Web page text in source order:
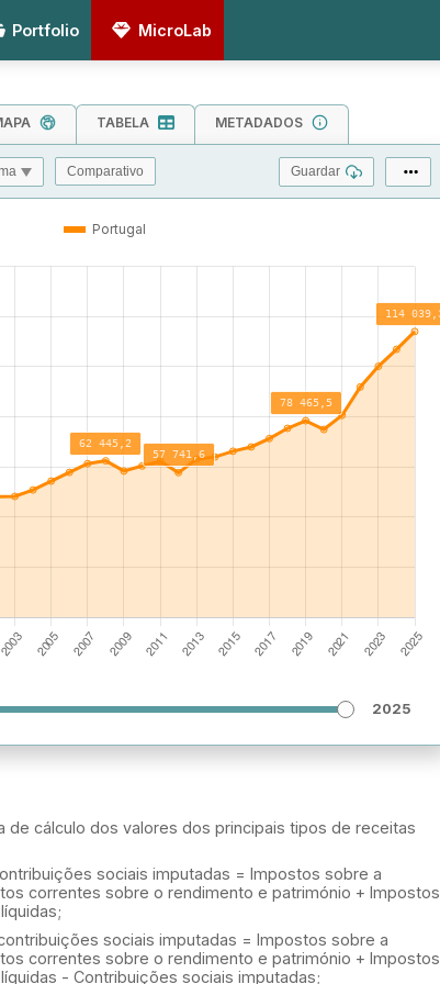
Portfolio MicroLab
TABELA METADADOS
Comparativo Guardar
Portugal
2025
de cálculo dos valores dos principais tipos de receitas
sociais imputadas = Impostos sobre a
correntes sobre o rendimento e património + Impostos
sociais imputadas = Impostos sobre a
correntes sobre o rendimento e património + Impostos
- Contribuições sociais imputadas;